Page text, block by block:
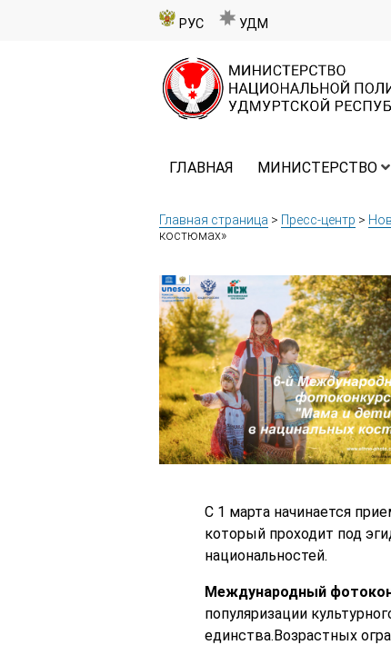
РУС УДМ
ГЛАВНАЯ МИНИСТЕРСТВО
Главная страница > Пресс-центр >
костюмах»
С 1 марта начинается
который проходит под
национальностей.
Международный
популяризации
единства.Возрастных